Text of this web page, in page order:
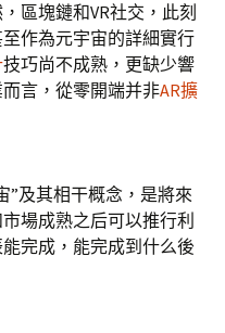
區塊鏈和VR社交，此刻
作為元宇宙的詳細實行
技巧尚不成熟，更缺少響
言，從零開端并非AR擴
”及其相干概念，是將來
場成熟之后可以推行利
完成，能完成到什么後